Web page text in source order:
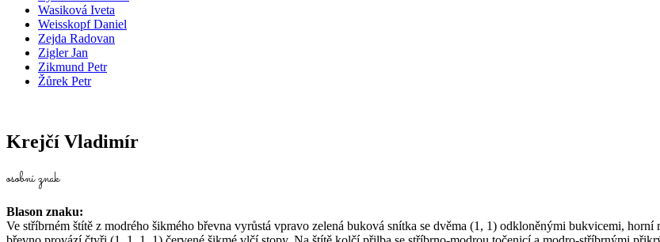
Wasiková Iveta
Weisskopf Daniel
Zejda Radovan
Zigler Jan
Zikmund Petr
Žůrek Petr
Krejčí Vladimír
osobní znak
Blason znaku:
Ve stříbrném štítě z modrého šikmého břevna vyrůstá vpravo zelená buková snítka se dvěma (1, 1) odkloněnými bukvicemi,